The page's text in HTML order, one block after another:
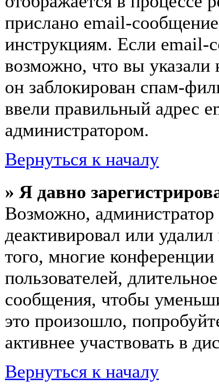
прислано email-
инструкциям. Если email-
возможно, что вы
он заблокирован спам-
ввели правильный адрес
администратором.
Вернуться к началу
» Я давно
Возможно,
деактивировал или
того, многие
пользователей,
сообщения, чтобы
это произошло,
активнее участвовать в
Вернуться к началу